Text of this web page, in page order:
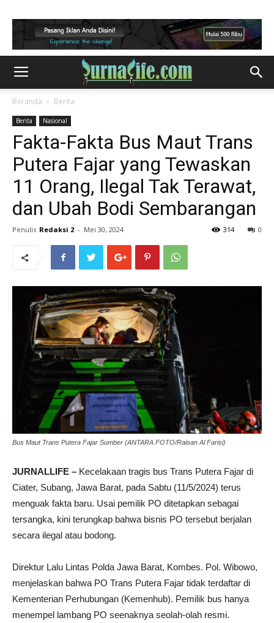
Beranda Berita
Berita Nasional
Fakta-Fakta Bus Maut Trans
Putera Fajar yang Tewaskan
11 Orang, Ilegal Tak Terawat,
dan Ubah Bodi Sembarangan
Penulis Redaksi 2 - Mei 30, 2024 0
314
Bus Maut Trans Putera Fajar Sumber (ANTARA FOTO/Raisan Al Farisi)
JURNALLIFE – Kecelakaan tragis bus Trans Putera Fajar di
Ciater, Subang, Jawa Barat, pada Sabtu (11/5/2024) terus
menguak fakta baru. Usai pemilik PO ditetapkan sebagai
tersangka, kini terungkap bahwa bisnis PO tersebut berjalan
secara ilegal atau bodong.
Direktur Lalu Lintas Polda Jawa Barat, Kombes. Pol. Wibowo,
menjelaskan bahwa PO Trans Putera Fajar tidak terdaftar di
Kementerian Perhubungan (Kemenhub). Pemilik bus hanya
menempel lambang PO seenaknya seolah-olah resmi.